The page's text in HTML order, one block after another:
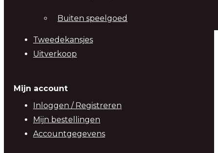
Buiten speelgoed
Tweedekansjes
Uitverkoop
Mijn account
Inloggen / Registreren
Mijn bestellingen
Accountgegevens